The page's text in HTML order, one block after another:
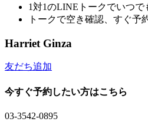
1対1のLINEトークでいつで
トークで空き確認、すぐ予
Harriet Ginza
友だち追加
今すぐ予約したい方はこちら
03-3542-0895